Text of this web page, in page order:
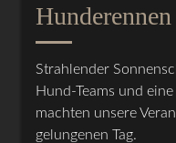
Strahlender
Hund-Teams und
machten unsere
gelungenen Tag.